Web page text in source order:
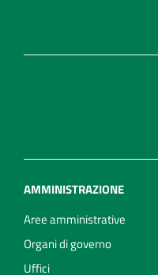
AMMINISTRAZIONE
Aree amministrative
Organi di governo
Uffici